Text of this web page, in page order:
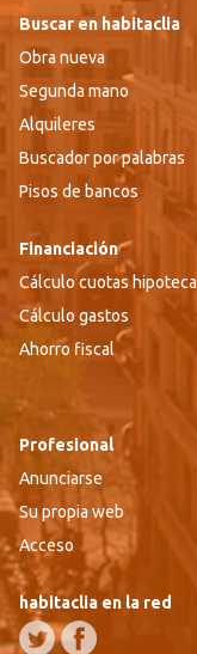
Buscar en habitaclia
Obra nueva
Segunda mano
Alquileres
Buscador por palabras
Pisos de bancos
Financiación
Cálculo cuotas hipoteca
Cálculo gastos
Ahorro fiscal
Profesional
Anunciarse
Su propia web
Acceso
habitaclia en la red